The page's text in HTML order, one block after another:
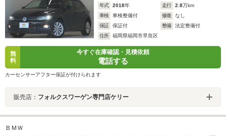
年式
2018年 走行 2.8万km
車検
車検整備付 修復
なし
保証
保証付 整備
法定整備付
住所
福岡県福岡市早良区
無
料
今すぐ在庫確認・見積依頼
電話する
カーセンサーアフター保証が付けられます
販売店： フォルクスワーゲン専門店ケリー
ＢＭＷ